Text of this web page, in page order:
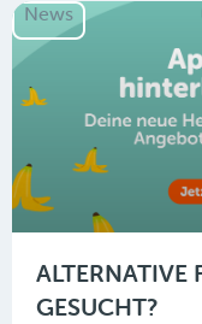
News
ALTERNATIVE
GESUCHT?